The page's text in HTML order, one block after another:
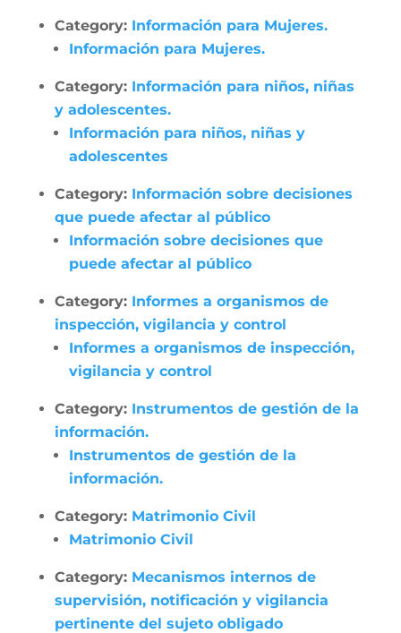
Category: Información para Mujeres.
Información para Mujeres.
Category: Información para niños, niñas
y adolescentes.
Información para niños, niñas y
adolescentes
Category: Información sobre decisiones
que puede afectar al público
Información sobre decisiones que
puede afectar al público
Category: Informes a organismos de
inspección, vigilancia y control
Informes a organismos de inspección,
vigilancia y control
Category: Instrumentos de gestión de la
información.
Instrumentos de gestión de la
información.
Category: Matrimonio Civil
Matrimonio Civil
Category: Mecanismos internos de
supervisión, notificación y vigilancia
pertinente del sujeto obligado